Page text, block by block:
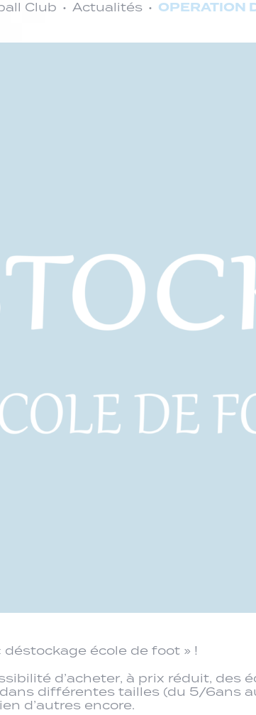
Club Actualités OPERATION
école de foot » !
d’acheter, à prix réduit, des
différentes tailles (du 5/6ans
d’autres encore.